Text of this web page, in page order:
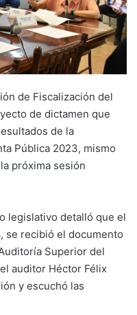
de Fiscalización del
de dictamen que
de la
Pública 2023, mismo
próxima sesión
legislativo detalló que el
se recibió el documento
Superior del
auditor Héctor Félix
y escuchó las